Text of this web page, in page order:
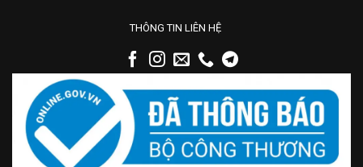
THÔNG TIN LIÊN HỆ